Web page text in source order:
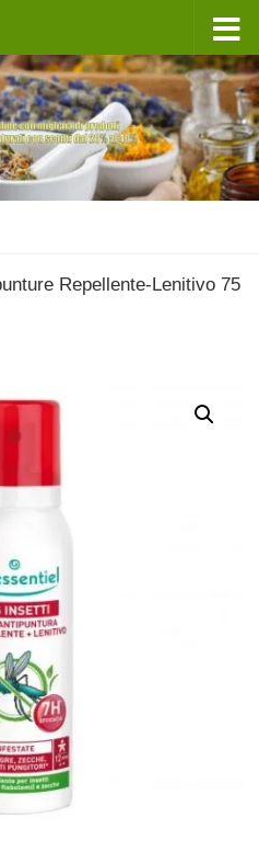
Repellente-Lenitivo 75
offerta!